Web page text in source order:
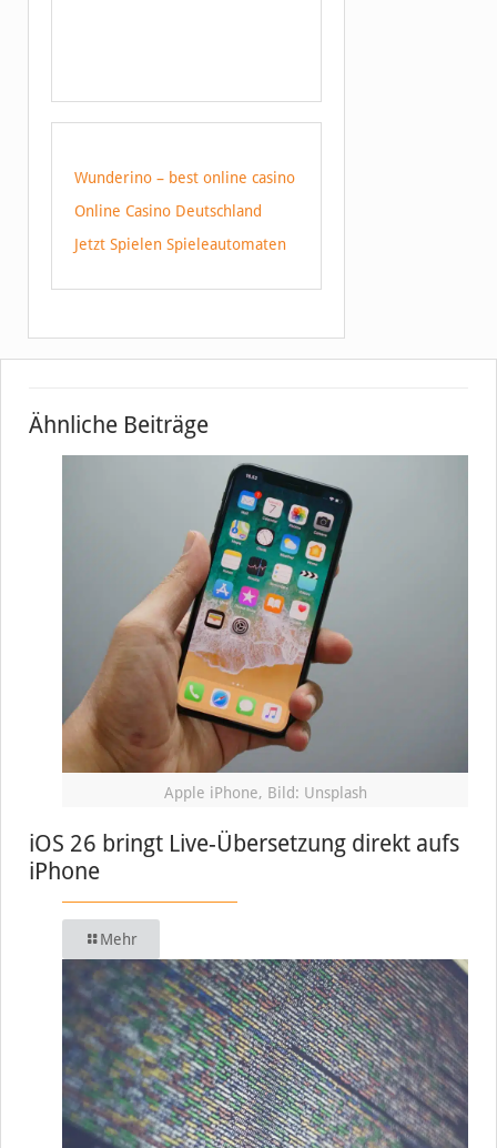
Wunderino – best online casino
Online Casino Deutschland
Jetzt Spielen Spieleautomaten
Ähnliche Beiträge
Apple iPhone, Bild: Unsplash
iOS 26 bringt Live-Übersetzung direkt aufs
iPhone
Mehr